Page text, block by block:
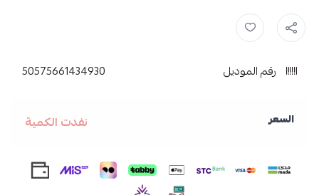
بودرة اساس , ريفلوشن ,
رقم الموديل 50575661434930
السعر نفدت الكمية